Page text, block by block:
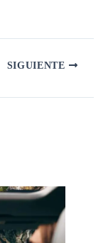
SIGUIENTE